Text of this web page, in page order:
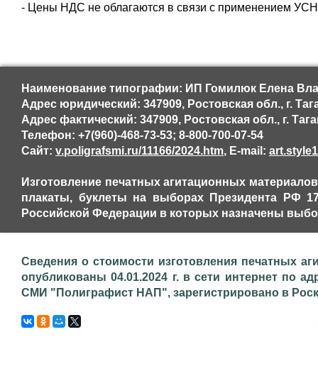
- Цены НДС не облагаются в связи с применением
Наименование типографии: ИП Гомилюк Елена
Адрес юридический: 347909, Ростовская обл., г.
Адрес фактический: 347909, Ростовская обл., г.
Телефон: +7(960)-468-73-53; 8-800-700-07-54
Сайт: v.poligrafsmi.ru/11166/2024.htm, E-mail:
Изготовление печатных агитационных
плакаты, буклеты на выборах Президента РФ
Российской Федерации в которых назначены
Сведения о стоимости изготовления печатных
опубликованы 04.01.2024 г. в сети интернет по
СМИ "Полиграфист НАП", зарегистрировано в